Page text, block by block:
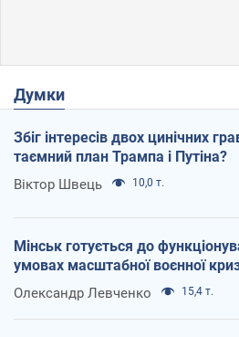
Думки
Збіг інтересів двох цинічних
таємний план Трампа і Путіна?
Віктор Швець 10,0 т.
Мінськ готується до
умовах масштабної воєнної
Олександр Левченко 15,4 т.